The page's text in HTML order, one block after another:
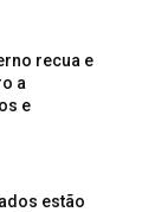
recua e
a
e
estão